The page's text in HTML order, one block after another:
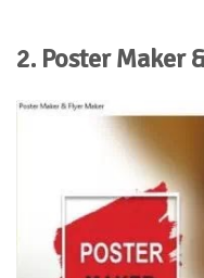
2. Poster Maker